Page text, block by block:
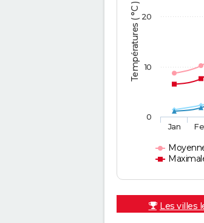
Températures ( °C )
Jan
0
10
20
Les villes